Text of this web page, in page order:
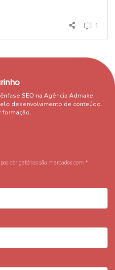
1
SEO na Agência Admake,
desenvolvimento de conteúdo.
formação.
obrigatórios são marcados com *